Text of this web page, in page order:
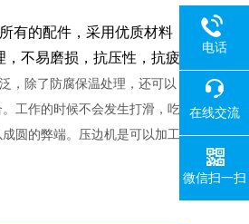
有的配件，采用优质材料
不易磨损，抗压性，抗疲
，除了防腐保温处理，还可以
工作的时候不会发生打滑，吃
圆的弊端。压边机是可以加工
电话
在线交流
微信扫一扫